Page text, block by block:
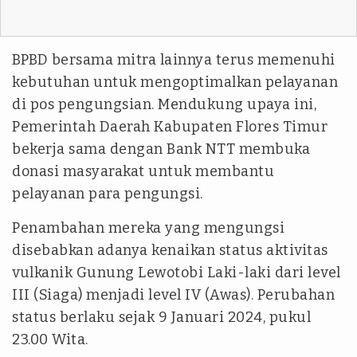
BPBD bersama mitra lainnya terus memenuhi
kebutuhan untuk mengoptimalkan pelayanan
di pos pengungsian. Mendukung upaya ini,
Pemerintah Daerah Kabupaten Flores Timur
bekerja sama dengan Bank NTT membuka
donasi masyarakat untuk membantu
pelayanan para pengungsi.
Penambahan mereka yang mengungsi
disebabkan adanya kenaikan status aktivitas
vulkanik Gunung Lewotobi Laki-laki dari level
III (Siaga) menjadi level IV (Awas). Perubahan
status berlaku sejak 9 Januari 2024, pukul
23.00 Wita.